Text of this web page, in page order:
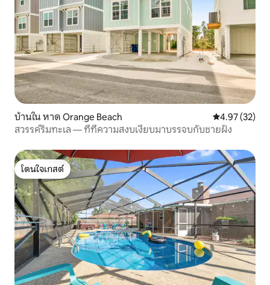
บ้านใน หาด Orange Beach คะแนนเฉลี่ย
4.97 (32)
สวรรค์ริมทะเล — ที่ที่ความสงบเงียบมาบรรจบกับชายฝั่ง
โดนใจเกสต์
โดนใจเกสต์